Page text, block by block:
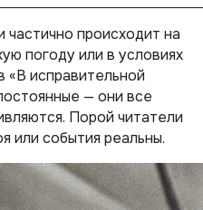
происходит на
погоду или в условиях
«В исправительной
— они все
Порой читатели
или события реальны.